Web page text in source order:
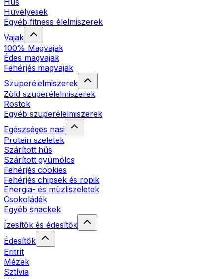
Hús
Hüvelyesek
Egyéb fitness élelmiszerek
Vajak
100% Magvajak
Édes magvajak
Fehérjés magvajak
Szuperélelmiszerek
Zöld szuperélelmiszerek
Rostok
Egyéb szuperélelmiszerek
Egészséges nasi
Protein szeletek
Szárított hús
Szárított gyümölcs
Fehérjés cookies
Fehérjés chipsek és ropik
Energia- és müzliszeletek
Csokoládék
Egyéb snackek
Ízesítők és édesítők
Édesítők
Eritrit
Mézek
Sztívia